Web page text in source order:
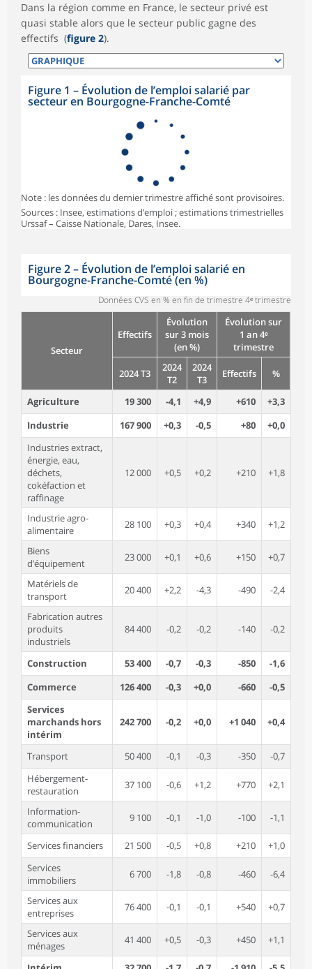
Dans la région comme en France, le secteur privé est
quasi stable alors que le secteur public gagne des
effectifs (figure 2).
Figure 1 – Évolution de l’emploi salarié par
secteur en Bourgogne-Franche-Comté
Note : les données du dernier trimestre affiché sont provisoires.
Sources : Insee, estimations d’emploi ; estimations trimestrielles
Urssaf – Caisse Nationale, Dares, Insee.
Figure 2– Évolution de l’emploi salarié en
Bourgogne-Franche-Comté (en %)
Données CVS en % en fin de trimestre 4ᵉ trimestre
Secteur
Effectifs
Évolution
sur 3 mois
(en %)
Évolution sur
1 an 4ᵉ
trimestre
2024 T3
2024
T2
2024
T3
Effectifs %
Agriculture 19 300 -4,1 +4,9 +610
+3,3
Industrie
167 900 +0,3 -0,5 +80
+0,0
Industries extract,
énergie, eau,
déchets,
cokéfaction et
raffinage
12 000 +0,5 +0,2 +210 +1,8
Industrie agro-
alimentaire
28 100 +0,3 +0,4 +340 +1,2
Biens
d’équipement
23 000 +0,1 +0,6 +150 +0,7
Matériels de
transport
20 400 +2,2 -4,3 -490 -2,4
Fabrication autres
produits
industriels
84 400 -0,2 -0,2 -140 -0,2
Construction 53 400 -0,7 -0,3 -850
-1,6
Commerce
126 400 -0,3 +0,0 -660
-0,5
Services
marchands hors
intérim
242 700 -0,2 +0,0 +1 040 +0,4
Transport 50 400 -0,1 -0,3 -350
-0,7
Hébergement-
restauration
37 100 -0,6 +1,2 +770 +2,1
Information-
communication
9 100 -0,1 -1,0 -100 -1,1
Services financiers 21 500 -0,5 +0,8 +210
+1,0
Services
immobiliers
6 700 -1,8 -0,8 -460 -6,4
Services aux
entreprises
76 400 -0,1 -0,1 +540 +0,7
Services aux
ménages
41 400 +0,5 -0,3 +450 +1,1